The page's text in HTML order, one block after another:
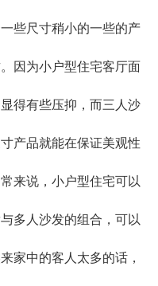
些尺寸稍小的一些的产
因为小户型住宅客厅面
得有些压抑，而三人沙
产品就能在保证美观性
来说，小户型住宅可以
多人沙发的组合，可以
家中的客人太多的话，